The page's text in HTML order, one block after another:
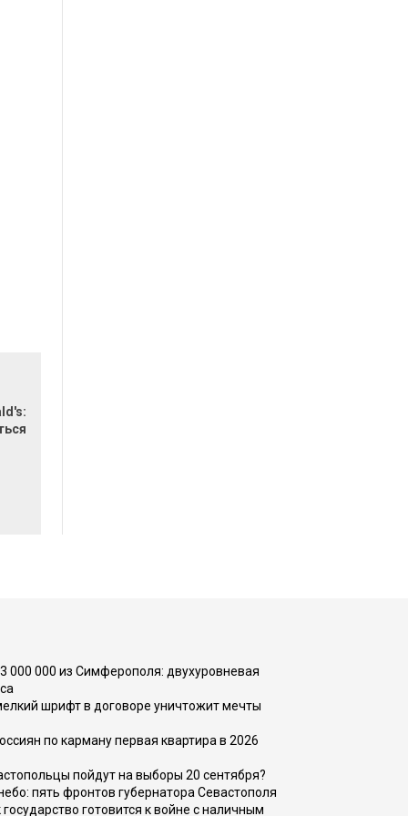
000 000 из Симферополя: двухуровневая
шрифт в договоре уничтожит мечты
по карману первая квартира в 2026
пойдут на выборы 20 сентября?
пять фронтов губернатора Севастополя
готовится к войне с наличным